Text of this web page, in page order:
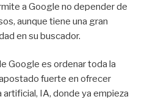
a Google no depender de
aunque tiene una gran
en su buscador.
Google es ordenar toda la
fuerte en ofrecer
IA, donde ya empieza